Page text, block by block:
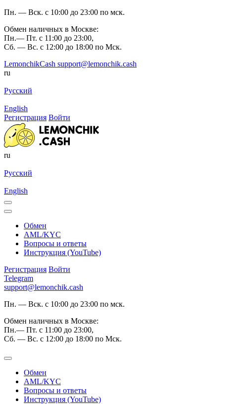
Пн. — Вск. с 10:00 до 23:00 по мск.
Обмен наличных в Москве:
Пн.— Пт. с 11:00 до 23:00,
Сб. — Вс. с 12:00 до 18:00 по Мск.
LemonchikCash support@lemonchik.cash
ru
Русский
English
Регистрация Войти
ru
Русский
English
Обмен
AML/KYC
Вопросы и ответы
Инструкция (YouTube)
Регистрация Войти
Telegram
support@lemonchik.cash
Пн. — Вск. с 10:00 до 23:00 по мск.
Обмен наличных в Москве:
Пн.— Пт. с 11:00 до 23:00,
Сб. — Вс. с 12:00 до 18:00 по Мск.
Обмен
AML/KYC
Вопросы и ответы
Инструкция (YouTube)